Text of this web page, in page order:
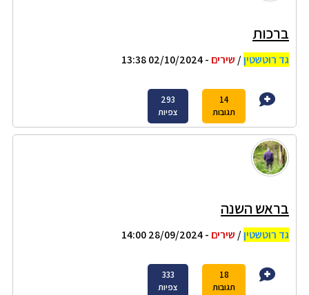
ברכות
גד רוטשטין/ שירים - 02/10/2024 13:38
14
תגובות
293
צפיות
בראש השנה
גד רוטשטין/ שירים - 28/09/2024 14:00
18
תגובות
333
צפיות